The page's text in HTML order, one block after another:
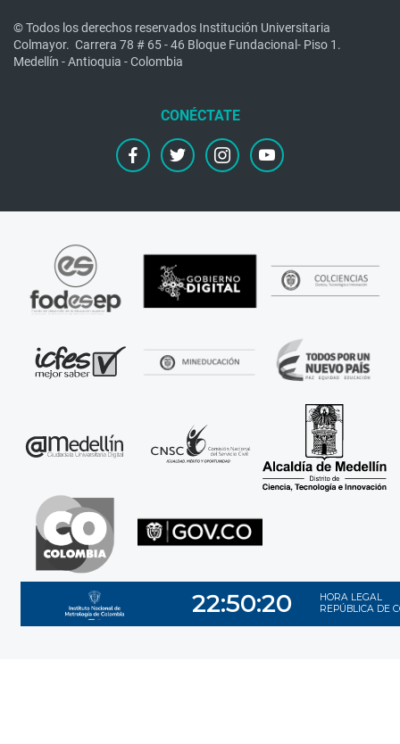
© Todos los derechos reservados Institución Universitaria
Colmayor. Carrera 78 # 65 - 46 Bloque Fundacional- Piso 1.
Medellín - Antioquia - Colombia